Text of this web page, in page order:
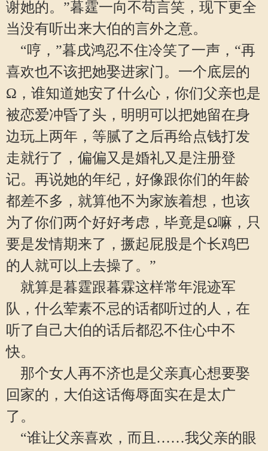
谢她的。”暮霆一向不苟言笑，现下更全
当没有听出来大伯的言外之意。
“哼，”暮戌鸿忍不住冷笑了一声，“再
喜欢也不该把她娶进家门。一个底层的
Ω，谁知道她安了什么心，你们父亲也是
被恋爱冲昏了头，明明可以把她留在身
边玩上两年，等腻了之后再给点钱打发
走就行了，偏偏又是婚礼又是注册登
记。再说她的年纪，好像跟你们的年龄
都差不多，就算他不为家族着想，也该
为了你们两个好好考虑，毕竟是Ω嘛，只
要是发情期来了，撅起屁股是个长鸡巴
的人就可以上去操了。”
就算是暮霆跟暮霖这样常年混迹军
队，什么荤素不忌的话都听过的人，在
听了自己大伯的话后都忍不住心中不
快。
那个女人再不济也是父亲真心想要娶
回家的，大伯这话侮辱面实在是太广
了。
“谁让父亲喜欢，而且……我父亲的眼